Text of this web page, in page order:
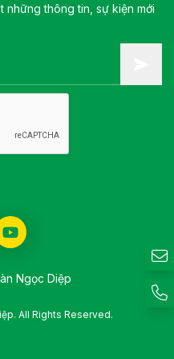
thông tin, sự kiện mới
Ngọc Diệp
All Rights Reserved.